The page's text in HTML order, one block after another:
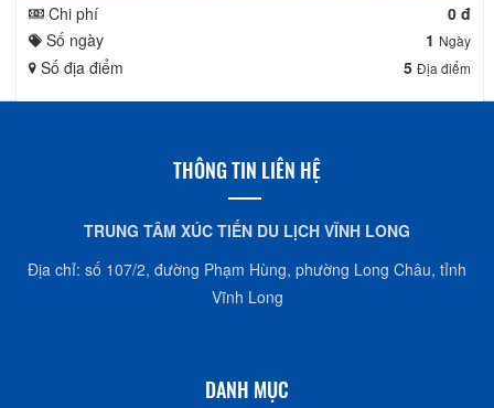
Chi phí
0 đ
Số ngày
1 Ngày
Số địa điểm 5 Địa điểm
THÔNG TIN LIÊN HỆ
TRUNG TÂM XÚC TIẾN DU LỊCH VĨNH LONG
Địa chỉ: số 107/2, đường Phạm Hùng, phường Long Châu, tỉnh
Vĩnh Long
DANH MỤC